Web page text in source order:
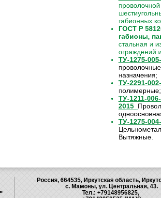
габионных
ГОСТ Р
габионы,
стальная и
ограждений
ТУ-1275-
назначения;
ТУ-2291-
полимерные;
ТУ-1211-
2015
ТУ-1275-
Вытяжные.
Россия, 664535, Иркутская область,
с. Мамоны, ул. Центральная, 43.
Тел.: +79148956825,